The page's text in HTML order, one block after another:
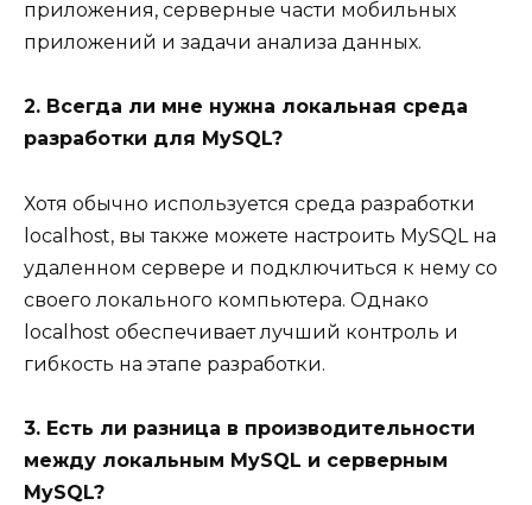
приложения, серверные части мобильных
приложений и задачи анализа данных.
2. Всегда ли мне нужна локальная среда
разработки для MySQL?
Хотя обычно используется среда разработки
localhost, вы также можете настроить MySQL на
удаленном сервере и подключиться к нему со
своего локального компьютера. Однако
localhost обеспечивает лучший контроль и
гибкость на этапе разработки.
3. Есть ли разница в производительности
между локальным MySQL и серверным
MySQL?